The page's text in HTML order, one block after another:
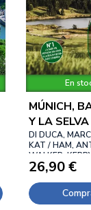
En
MÚNICH,
Y LA
5
DI DUCA,
KAT / HAM,
WALKER,
26,90 €